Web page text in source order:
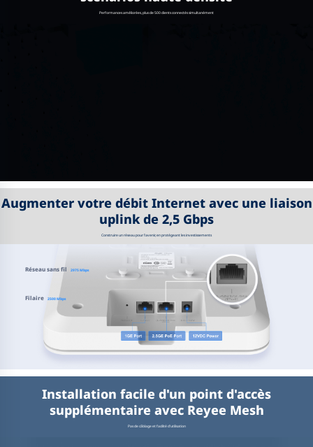
Performances améliorées, plus de 500 clients connectés simultanément
Augmenter votre débit Internet avec une liaison
uplink de 2,5 Gbps
Construire un réseau pour l'avenir, en protégeant les investissements
Réseau sans fil 2975 Mbps
Filaire 2500 Mbps
Installation facile d'un point d'accès
supplémentaire avec Reyee Mesh
Pas de câblage et facilité d'utilisation